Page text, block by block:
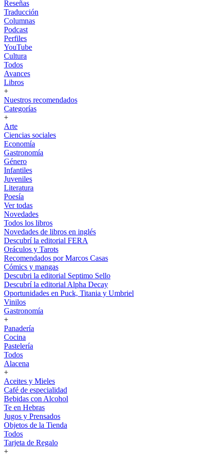
Reseñas
Traducción
Columnas
Podcast
Perfiles
YouTube
Cultura
Todos
Avances
Libros
+
Nuestros recomendados
Categorías
+
Arte
Ciencias sociales
Economía
Gastronomía
Género
Infantiles
Juveniles
Literatura
Poesía
Ver todas
Novedades
Todos los libros
Novedades de libros en inglés
Descubrí la editorial FERA
Oráculos y Tarots
Recomendados por Marcos Casas
Cómics y mangas
Descubri la editorial Septimo Sello
Descubrí la editorial Alpha Decay
Oportunidades en Puck, Titania y Umbriel
Vinilos
Gastronomía
+
Panadería
Cocina
Pastelería
Todos
Alacena
+
Aceites y Mieles
Café de especialidad
Bebidas con Alcohol
Te en Hebras
Jugos y Prensados
Objetos de la Tienda
Todos
Tarjeta de Regalo
+